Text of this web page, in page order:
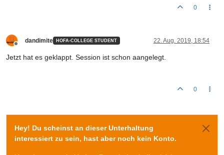
0
dandimite HOFA-COLLEGE STUDENT 22. Aug. 2019, 18:54
Jetzt hat es geklappt. Session ist schon aangelegt.
0
Hey! Du scheinst an dieser Unterhaltung
interessiert zu sein, hast aber noch kein Konto.